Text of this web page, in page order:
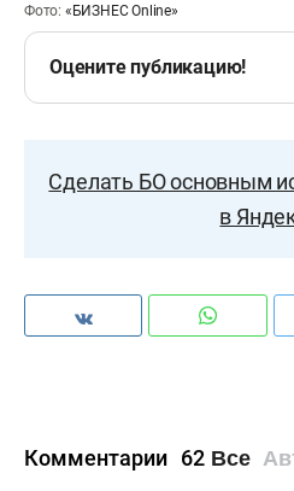
Фото: «БИЗНЕС Online»
Оцените публикацию!
Сделать БО основным
в
Комментарии 62 Все